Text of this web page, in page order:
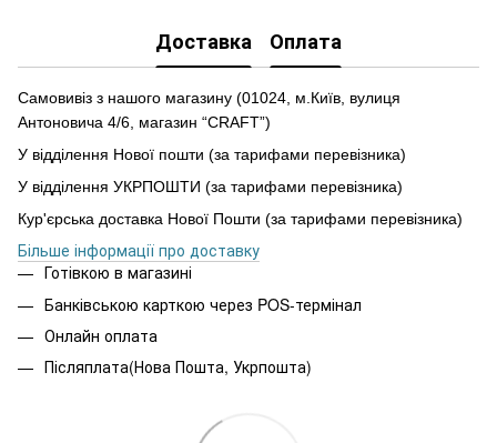
Доставка Оплата
Самовивіз з нашого магазину (01024, м.Київ, вулиця
Антоновича 4/6, магазин “CRAFT”)
У відділення Нової пошти (за тарифами перевізника)
У відділення УКРПОШТИ (за тарифами перевізника)
Кур'єрська доставка Нової Пошти (за тарифами перевізника)
Більше інформації про доставку
Готівкою в магазині
Банківською карткою через POS-термінал
Онлайн оплата
Післяплата(Нова Пошта, Укрпошта)